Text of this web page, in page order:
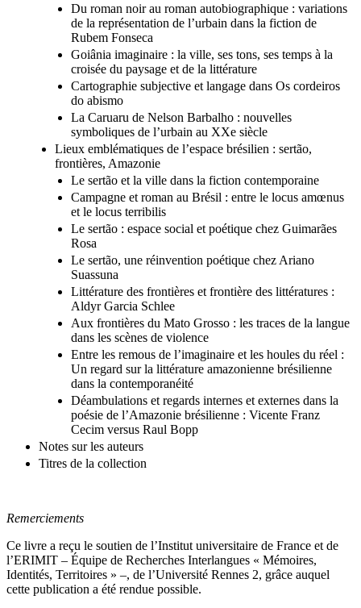
Du roman noir au roman autobiographique : variations
de la représentation de l’urbain dans la fiction de
Rubem Fonseca
Goiânia imaginaire : la ville, ses tons, ses temps à la
croisée du paysage et de la littérature
Cartographie subjective et langage dans Os cordeiros
do abismo
La Caruaru de Nelson Barbalho : nouvelles
symboliques de l’urbain au XXe siècle
Lieux emblématiques de l’espace brésilien : sertão,
frontières, Amazonie
Le sertão et la ville dans la fiction contemporaine
Campagne et roman au Brésil : entre le locus amœnus
et le locus terribilis
Le sertão : espace social et poétique chez Guimarães
Rosa
Le sertão, une réinvention poétique chez Ariano
Suassuna
Littérature des frontières et frontière des littératures :
Aldyr Garcia Schlee
Aux frontières du Mato Grosso : les traces de la langue
dans les scènes de violence
Entre les remous de l’imaginaire et les houles du réel :
Un regard sur la littérature amazonienne brésilienne
dans la contemporanéité
Déambulations et regards internes et externes dans la
poésie de l’Amazonie brésilienne : Vicente Franz
Cecim versus Raul Bopp
Notes sur les auteurs
Titres de la collection
Remerciements
Ce livre a reçu le soutien de l’Institut universitaire de France et de
l’ERIMIT – Équipe de Recherches Interlangues « Mémoires,
Identités, Territoires » –, de l’Université Rennes 2, grâce auquel
cette publication a été rendue possible.